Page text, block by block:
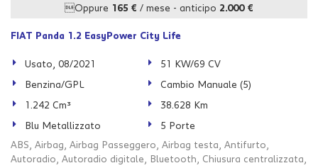
Oppure 165 € / mese - anticipo 2.000 €
FIAT Panda 1.2 EasyPower City Life
Usato, 08/2021 51 KW/69 CV
Benzina/GPL Cambio Manuale (5)
1.242 Cm³ 38.628 Km
Blu Metallizzato
5 Porte
ABS, Airbag, Airbag Passeggero, Airbag testa, Antifurto,
Autoradio, Autoradio digitale, Bluetooth, Chiusura centralizzata,